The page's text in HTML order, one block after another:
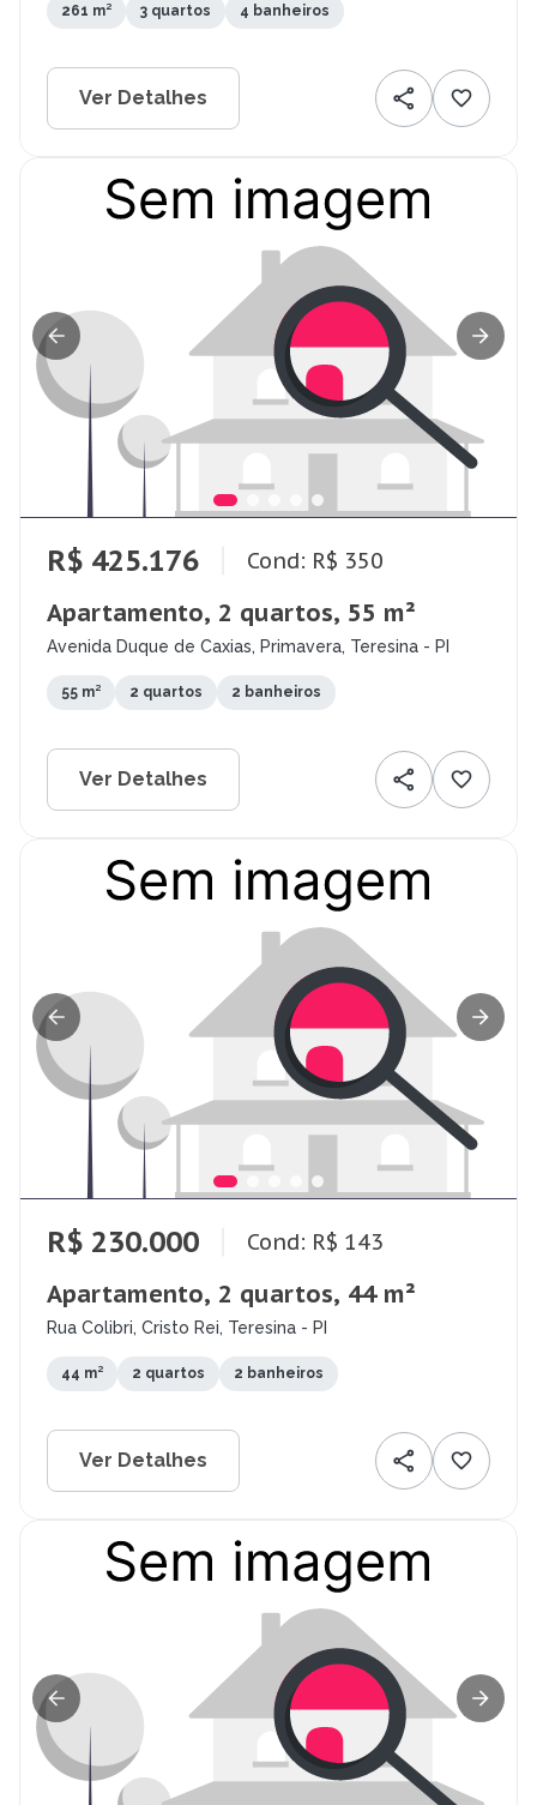
261 m² 3 quartos 4 banheiros
Ver Detalhes
R$ 425.176 Cond: R$ 350
Apartamento, 2 quartos, 55 m²
Avenida Duque de Caxias, Primavera, Teresina - PI
55 m² 2 quartos 2 banheiros
Ver Detalhes
R$ 230.000 Cond: R$ 143
Apartamento, 2 quartos, 44 m²
Rua Colibri, Cristo Rei, Teresina - PI
44 m² 2 quartos 2 banheiros
Ver Detalhes